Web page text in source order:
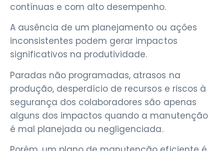
contínuas e com alto desempenho.
A ausência de um planejamento ou ações
inconsistentes podem gerar impactos
significativos na produtividade.
Paradas não programadas, atrasos na
produção, desperdício de recursos e riscos à
segurança dos colaboradores são apenas
alguns dos impactos quando a manutenção
é mal planejada ou negligenciada.